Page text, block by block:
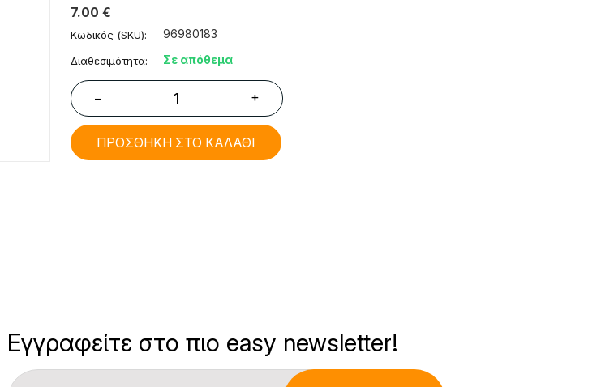
7.00 €
Κωδικός (SKU): 96980183
Διαθεσιμότητα: Σε απόθεμα
− +
ΠΡΟΣΘΗΚΗ ΣΤΟ ΚΑΛΑΘΙ
Εγγραφείτε στο πιο easy newsletter!